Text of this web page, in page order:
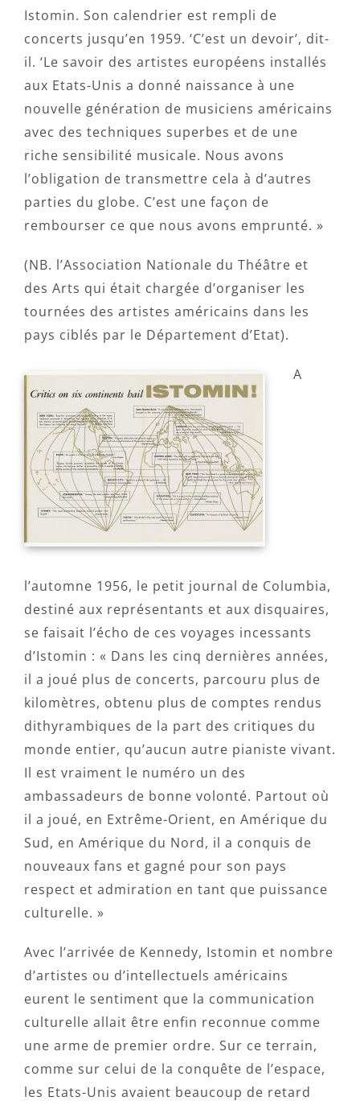
Istomin. Son calendrier est rempli de
concerts jusqu’en 1959. ‘C’est un devoir’, dit-
il. ‘Le savoir des artistes européens installés
aux Etats-Unis a donné naissance à une
nouvelle génération de musiciens américains
avec des techniques superbes et de une
riche sensibilité musicale. Nous avons
l’obligation de transmettre cela à d’autres
parties du globe. C’est une façon de
rembourser ce que nous avons emprunté. »
(NB. l’Association Nationale du Théâtre et
des Arts qui était chargée d’organiser les
tournées des artistes américains dans les
pays ciblés par le Département d’Etat).
A
l’automne 1956, le petit journal de Columbia,
destiné aux représentants et aux disquaires,
se faisait l’écho de ces voyages incessants
d’Istomin : « Dans les cinq dernières années,
il a joué plus de concerts, parcouru plus de
kilomètres, obtenu plus de comptes rendus
dithyrambiques de la part des critiques du
monde entier, qu’aucun autre pianiste vivant.
Il est vraiment le numéro un des
ambassadeurs de bonne volonté. Partout où
il a joué, en Extrême-Orient, en Amérique du
Sud, en Amérique du Nord, il a conquis de
nouveaux fans et gagné pour son pays
respect et admiration en tant que puissance
culturelle. »
Avec l’arrivée de Kennedy, Istomin et nombre
d’artistes ou d’intellectuels américains
eurent le sentiment que la communication
culturelle allait être enfin reconnue comme
une arme de premier ordre. Sur ce terrain,
comme sur celui de la conquête de l’espace,
les Etats-Unis avaient beaucoup de retard